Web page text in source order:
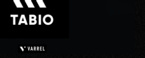
医療(CLIUS)
出版メディア
美少女図鑑